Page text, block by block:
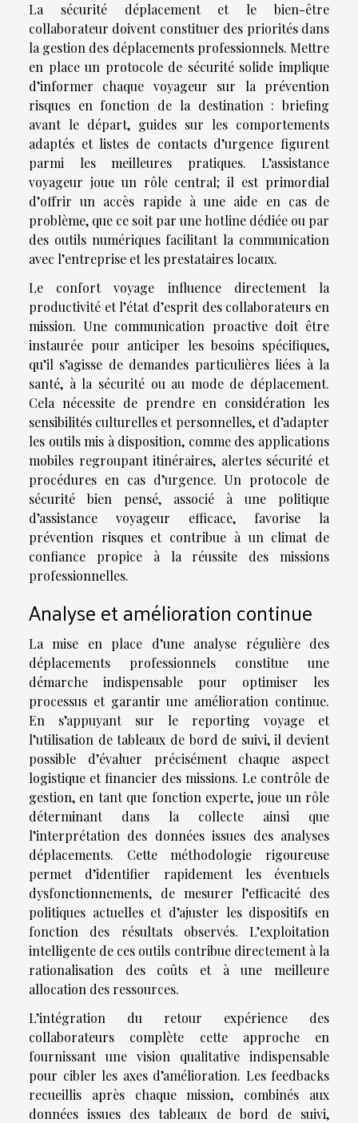
La sécurité déplacement et le bien-être
collaborateur doivent constituer des priorités dans
la gestion des déplacements professionnels. Mettre
en place un protocole de sécurité solide implique
d’informer chaque voyageur sur la prévention
risques en fonction de la destination : briefing
avant le départ, guides sur les comportements
adaptés et listes de contacts d’urgence figurent
parmi les meilleures pratiques. L’assistance
voyageur joue un rôle central; il est primordial
d’offrir un accès rapide à une aide en cas de
problème, que ce soit par une hotline dédiée ou par
des outils numériques facilitant la communication
avec l’entreprise et les prestataires locaux.
Le confort voyage influence directement la
productivité et l’état d’esprit des collaborateurs en
mission. Une communication proactive doit être
instaurée pour anticiper les besoins spécifiques,
qu’il s’agisse de demandes particulières liées à la
santé, à la sécurité ou au mode de déplacement.
Cela nécessite de prendre en considération les
sensibilités culturelles et personnelles, et d’adapter
les outils mis à disposition, comme des applications
mobiles regroupant itinéraires, alertes sécurité et
procédures en cas d’urgence. Un protocole de
sécurité bien pensé, associé à une politique
d’assistance voyageur efficace, favorise la
prévention risques et contribue à un climat de
confiance propice à la réussite des missions
professionnelles.
Analyse et amélioration continue
La mise en place d’une analyse régulière des
déplacements professionnels constitue une
démarche indispensable pour optimiser les
processus et garantir une amélioration continue.
En s’appuyant sur le reporting voyage et
l’utilisation de tableaux de bord de suivi, il devient
possible d’évaluer précisément chaque aspect
logistique et financier des missions. Le contrôle de
gestion, en tant que fonction experte, joue un rôle
déterminant dans la collecte ainsi que
l’interprétation des données issues des analyses
déplacements. Cette méthodologie rigoureuse
permet d’identifier rapidement les éventuels
dysfonctionnements, de mesurer l’efficacité des
politiques actuelles et d’ajuster les dispositifs en
fonction des résultats observés. L’exploitation
intelligente de ces outils contribue directement à la
rationalisation des coûts et à une meilleure
allocation des ressources.
L’intégration du retour expérience des
collaborateurs complète cette approche en
fournissant une vision qualitative indispensable
pour cibler les axes d’amélioration. Les feedbacks
recueillis après chaque mission, combinés aux
données issues des tableaux de bord de suivi,